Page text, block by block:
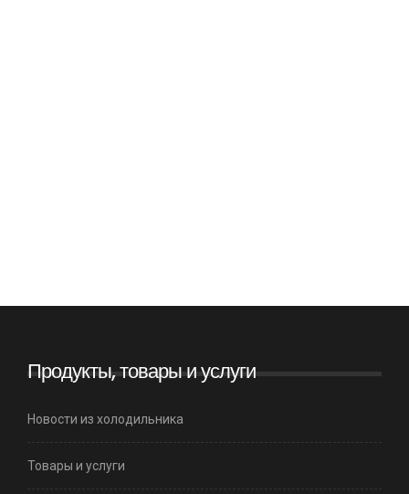
Продукты, товары и услуги
Новости из холодильника
Товары и услуги